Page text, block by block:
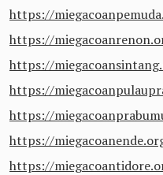
https://
https://
https://
https://
https://
https://
https://